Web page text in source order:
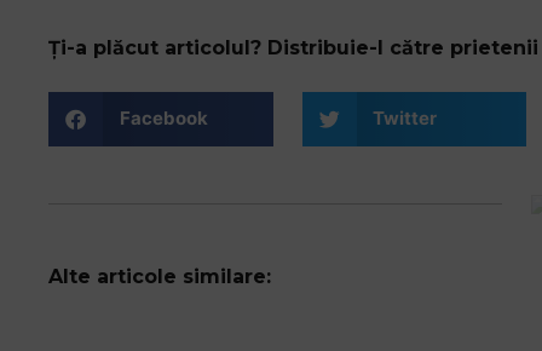
Ți-a plăcut articolul? Distribuie-l către prietenii
Facebook Twitter
Alte articole similare: